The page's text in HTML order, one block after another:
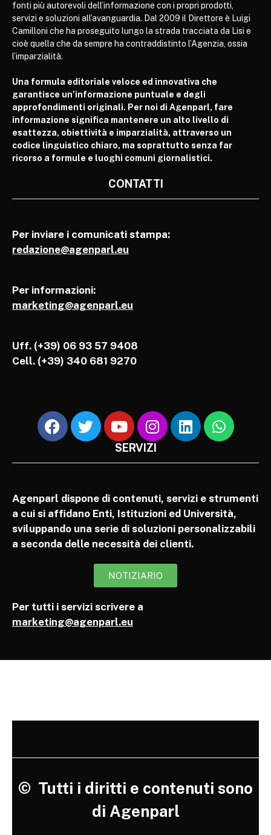
fonti più autorevoli dell’informazione con i propri prodotti,
servizi e soluzioni all’avanguardia. Dal 2009 il Direttore è Luigi
Camilloni che ha proseguito lungo la strada tracciata da Lisi e
cioè quella che da sempre ha contraddistinto l’Agenzia, ossia
l’imparzialità.
Una formula editoriale veloce ed innovativa che
garantisce un’informazione puntuale e degli
approfondimenti originali. Per noi di Agenparl, fare
informazione significa mantenere un alto livello di
esattezza, obiettività e imparzialità, attraverso un
codice linguistico chiaro, ma soprattutto senza far
ricorso a formule e luoghi comuni giornalistici.
CONTATTI
Per inviare i comunicati stampa:
redazione@agenparl.eu
Per informazioni:
marketing@agenparl.eu
Uff. (+39) 06 93 57 9408
Cell. (+39) 340 681 9270
SERVIZI
Agenparl dispone di contenuti, servizi e strumenti
a cui si affidano Enti, Istituzioni ed Università,
sviluppando una serie di soluzioni personalizzabili
a seconda delle necessità dei clienti.
NOTIZIARIO
Per tutti i servizi scrivere a
marketing@agenparl.eu
© Tutti i diritti e contenuti sono
di Agenparl